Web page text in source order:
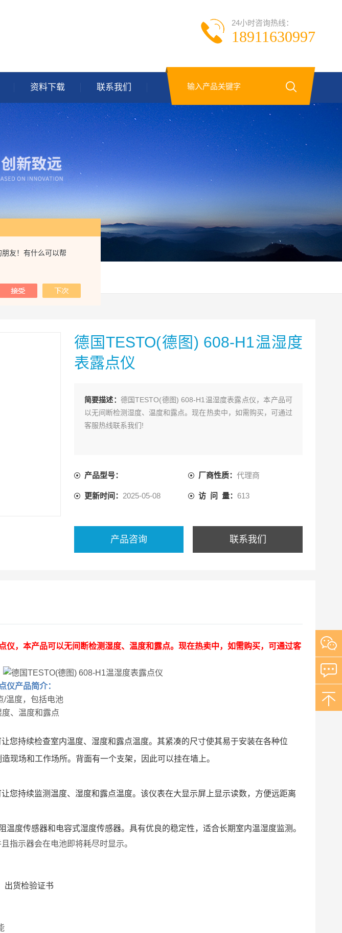
友！有什么可以帮
24小时咨询热线：
18911630997
资料下载 联系我们
德国TESTO(德图) 608-H1温湿度
表露点仪
简要描述： 德国TESTO(德图) 608-H1温湿度表露点仪，本产品可
以无间断检测湿度、温度和露点。现在热卖中，如需购买，可通过
客服热线联系我们!
产品型号： 厂商性质：代理商
更新时间： 2025-05-08 访 问 量：613
产品咨询 联系我们
仪，本产品可以无间断检测湿度、温度和露点。现在热卖中，如需购买，可通过客
仪产品简介：
/温度，包括电池
度、温度和露点
您持续检查室内温度、湿度和露点温度。其紧凑的尺寸使其易于安装在各种位
现场和工作场所。背面有一个支架，因此可以挂在墙上。
您持续监测温度、湿度和露点温度。该仪表在大显示屏上显示读数，方便远距离
温度传感器和电容式湿度传感器。具有优良的稳定性，适合长期室内温湿度监测。
指示器会在电池即将耗尽时显示。
出货检验证书